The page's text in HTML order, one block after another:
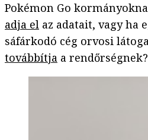
Pokémon Go
adja el az adatait, vagy ha
sáfárkodó cég orvosi
továbbítja a rendőrségnek?